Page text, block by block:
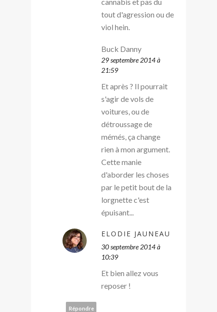
tout d'agression ou de
viol hein.
Buck Danny
29 septembre 2014 à
21:59
Et après ? Il pourrait
s'agir de vols de
voitures, ou de
détroussage de
mémés, ça change
rien à mon argument.
Cette manie
d'aborder les choses
par le petit bout de la
lorgnette c'est
épuisant...
ELODIE JAUNEAU
30 septembre 2014 à
10:39
Et bien allez vous
reposer !
Répondre